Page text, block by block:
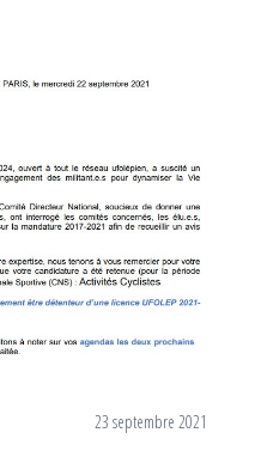
23 septembre 2021